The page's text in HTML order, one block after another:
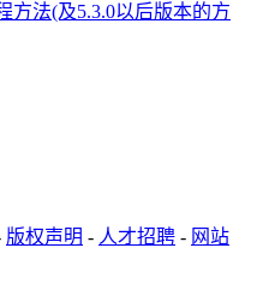
方法(及5.3.0以后版本的方
版权声明 - 人才招聘 - 网站